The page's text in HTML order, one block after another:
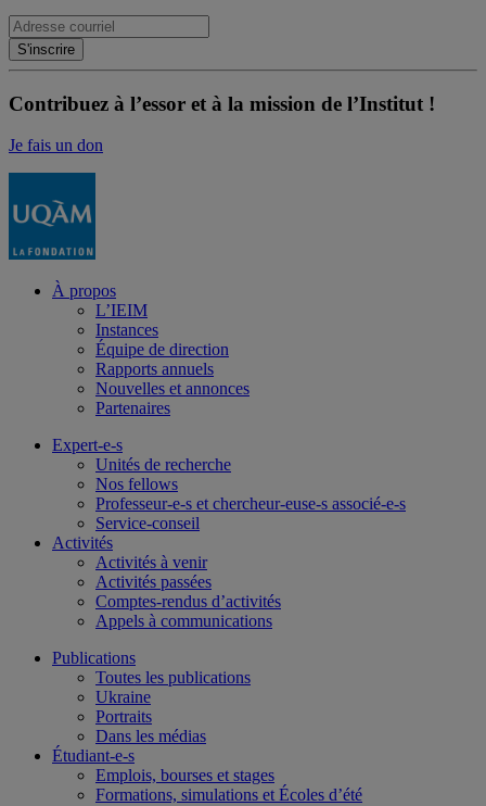
Contribuez à l’essor et à la mission de l’Institut !
Je fais un don
À propos
L’IEIM
Instances
Équipe de direction
Rapports annuels
Nouvelles et annonces
Partenaires
Expert-e-s
Unités de recherche
Nos fellows
Professeur-e-s et chercheur-euse-s associé-e-s
Service-conseil
Activités
Activités à venir
Activités passées
Comptes-rendus d’activités
Appels à communications
Publications
Toutes les publications
Ukraine
Portraits
Dans les médias
Étudiant-e-s
Emplois, bourses et stages
Formations, simulations et Écoles d’été